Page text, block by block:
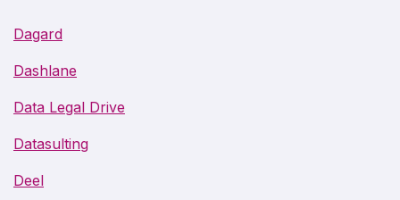
Dagard
Dashlane
Data Legal Drive
Datasulting
Deel